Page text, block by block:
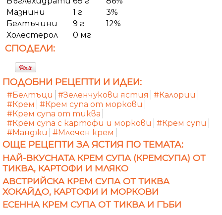
Мазнини
1 г
3%
Белтъчини
9 г
12%
Холестерол
0 мг
СПОДЕЛИ:
ПОДОБНИ РЕЦЕПТИ И ИДЕИ:
#Белтъци #Зеленчукови ястия
#Калории
#Крем
#Крем супа от моркови
#Крем супа от тиква
#Крем супа с картофи и моркови
#Крем супи
#Манджи
#Млечен крем
ОЩЕ РЕЦЕПТИ ЗА ЯСТИЯ ПО ТЕМАТА:
НАЙ-ВКУСНАТА КРЕМ СУПА (КРЕМСУПА) ОТ
ТИКВА, КАРТОФИ И МЛЯКО
АВСТРИЙСКА КРЕМ СУПА ОТ ТИКВА
ХОКАЙДО, КАРТОФИ И МОРКОВИ
ЕСЕННА КРЕМ СУПА ОТ ТИКВА И ГЪБИ